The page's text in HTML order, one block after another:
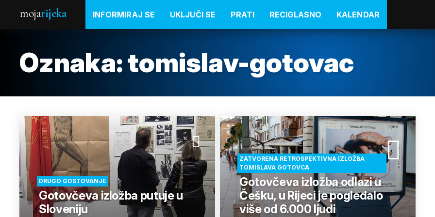
mojarijeka INFORMIRAJ SE UKLJUČI SE PRATI RECIGLASNO KALENDAR
Oznaka:tomislav-gotovac
DRUGO GOSTOVANJE
Gotovčeva izložba putuje u
Sloveniju
ZATVORENA RETROSPEKTIVNA IZLOŽBA
TOMISLAVA GOTOVCA
Gotovčeva izložba odlazi u
Češku, u Rijeci je pogledalo
više od 6.000 ljudi